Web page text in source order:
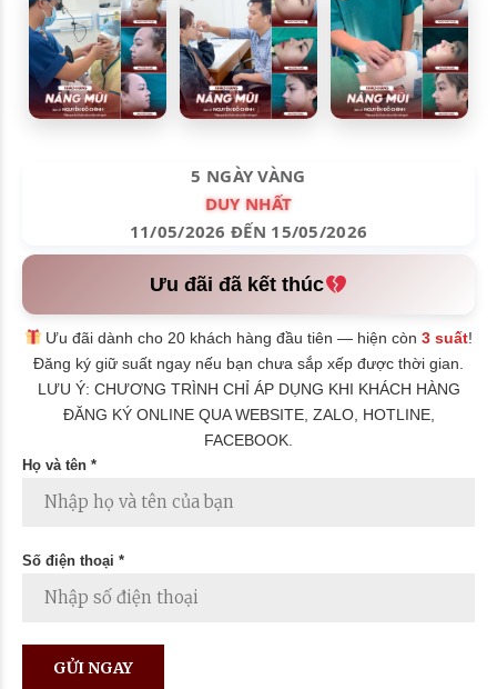
5 NGÀY VÀNG
DUY NHẤT
11/05/2026 ĐẾN 15/05/2026
Ưu đãi đã kết thúc
Ưu đãi dành cho 20 khách hàng đầu tiên — hiện còn3 suất!
Đăng ký giữ suất ngay nếu bạn chưa sắp xếp được thời gian.
LƯU Ý: CHƯƠNG TRÌNH CHỈ ÁP DỤNG KHI KHÁCH HÀNG
ĐĂNG KÝ ONLINE QUA WEBSITE, ZALO, HOTLINE,
FACEBOOK.
Họ và tên *
Số điện thoại *